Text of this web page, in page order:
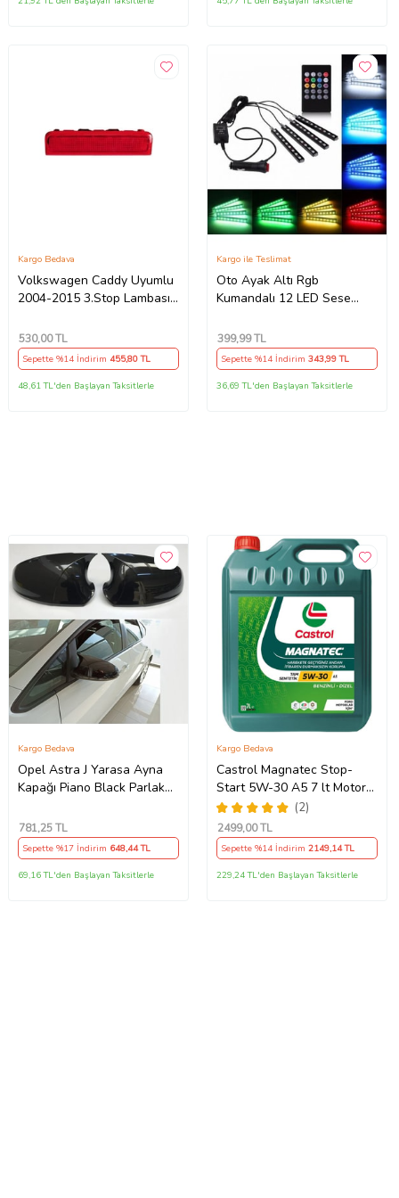
Volkswagen Caddy Uyumlu
2004-2015 3.Stop Lambası
Kargo Bedava
530,00 TL
Sepette %14 İndirim 455,80 TL
48,61 TL'den Başlayan Taksitlerle
Oto Ayak Altı Rgb
Kumandalı 12 LED Sese
Neon LED
Kargo ile Teslimat
399,99 TL
Sepette %14 İndirim343,99 TL
36,69 TL'den Başlayan Taksitlerle
Opel Astra J Yarasa Ayna
Kapağı Piano Black Parlak
Kargo Bedava
781,25 TL
Sepette %17 İndirim 648,44 TL
69,16 TL'den Başlayan Taksitlerle
Castrol Magnatec Stop-
Start 5W-30 A5 7 lt Motor
Yağı Ü.T 2024 (2)
Kargo Bedava
2499,00 TL
Sepette %14 İndirim2149,14 TL
229,24 TL'den Başlayan Taksitlerle